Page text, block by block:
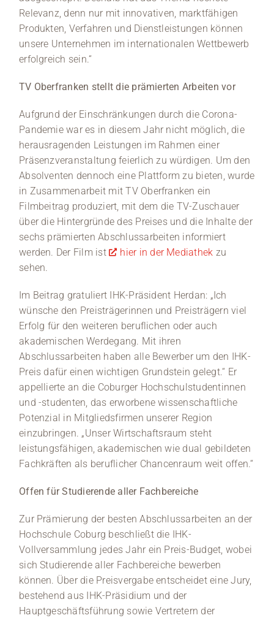
Relevanz, denn nur mit innovativen, marktfähigen
Produkten, Verfahren und Dienstleistungen können
unsere Unternehmen im internationalen Wettbewerb
erfolgreich sein.“
TV Oberfranken stellt die prämierten Arbeiten vor
Aufgrund der Einschränkungen durch die Corona-
Pandemie war es in diesem Jahr nicht möglich, die
herausragenden Leistungen im Rahmen einer
Präsenzveranstaltung feierlich zu würdigen. Um den
Absolventen dennoch eine Plattform zu bieten, wurde
in Zusammenarbeit mit TV Oberfranken ein
Filmbeitrag produziert, mit dem die TV-Zuschauer
über die Hintergründe des Preises und die Inhalte der
sechs prämierten Abschlussarbeiten informiert
werden. Der Film ist
hier in der Mediathek zu
sehen.
Im Beitrag gratuliert IHK-Präsident Herdan: „Ich
wünsche den Preisträgerinnen und Preisträgern viel
Erfolg für den weiteren beruflichen oder auch
akademischen Werdegang. Mit ihren
Abschlussarbeiten haben alle Bewerber um den IHK-
Preis dafür einen wichtigen Grundstein gelegt.“ Er
appellierte an die Coburger Hochschulstudentinnen
und -studenten, das erworbene wissenschaftliche
Potenzial in Mitgliedsfirmen unserer Region
einzubringen. „Unser Wirtschaftsraum steht
leistungsfähigen, akademischen wie dual gebildeten
Fachkräften als beruflicher Chancenraum weit offen.“
Offen für Studierende aller Fachbereiche
Zur Prämierung der besten Abschlussarbeiten an der
Hochschule Coburg beschließt die IHK-
Vollversammlung jedes Jahr ein Preis-Budget, wobei
sich Studierende aller Fachbereiche bewerben
können. Über die Preisvergabe entscheidet eine Jury,
bestehend aus IHK-Präsidium und der
Hauptgeschäftsführung sowie Vertretern der